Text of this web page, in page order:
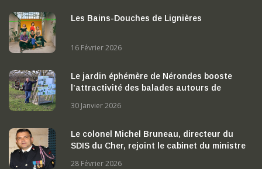
Les Bains-Douches de Lignières
16 Février 2026
Le jardin éphémère de Nérondes booste
l’attractivité des balades autours de
30 Janvier 2026
Le colonel Michel Bruneau, directeur du
SDIS du Cher, rejoint le cabinet du ministre
28 Février 2026